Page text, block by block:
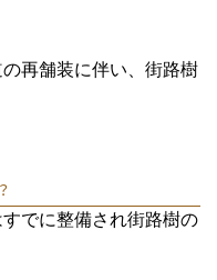
再舗装に伴い、街路樹
でに整備され街路樹の